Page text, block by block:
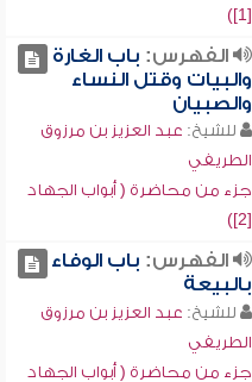
[1])
الفهرس: باب الغارة
والبيات وقتل النساء
والصبيان
للشيخ: عبد العزيز بن مرزوق
الطريفي
جزء من محاضرة ( أبواب الجهاد
[2])
الفهرس: باب الوفاء
بالبيعة
للشيخ: عبد العزيز بن مرزوق
الطريفي
جزء من محاضرة ( أبواب الجهاد